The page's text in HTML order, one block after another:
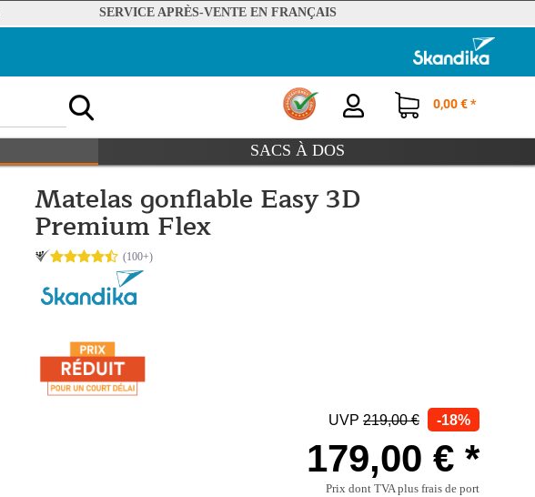
SERVICE APRÈS-VENTE EN FRANÇAIS
0,00 € *
SACS À DOS
Matelas gonflable Easy 3D
Premium Flex
UVP 219,00 € -18%
179,00 € *
Prix dont TVAplus frais de port